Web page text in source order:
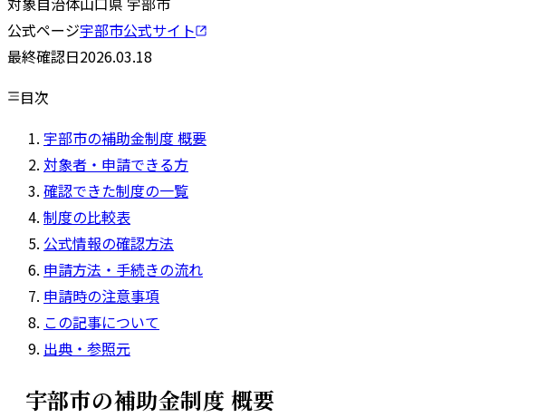
公式ページ宇部市公式サイト
最終確認日2026.03.18
目次
宇部市の補助金制度 概要
対象者・申請できる方
確認できた制度の一覧
制度の比較表
公式情報の確認方法
申請方法・手続きの流れ
申請時の注意事項
この記事について
出典・参照元
宇部市の補助金制度 概要